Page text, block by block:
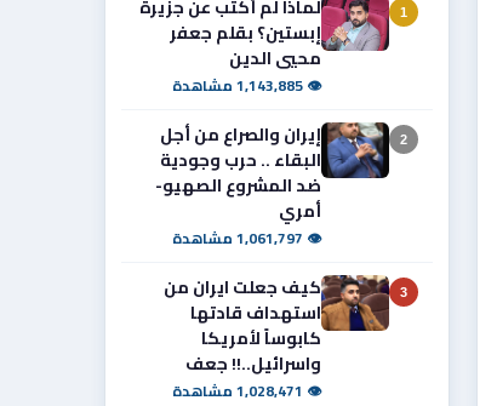
1
لماذا لم أكتب عن جزيرة
إبستين؟ بقلم جعفر
محيي الدين
👁 1,143,885 مشاهدة
2
إيران والصراع من أجل
البقاء .. حرب وجودية
ضد المشروع الصهيو-
أمري
👁 1,061,797 مشاهدة
3
كيف جعلت ايران من
استهداف قادتها
كابوساً لأمريكا
واسرائيل..!! جعف
👁 1,028,471 مشاهدة